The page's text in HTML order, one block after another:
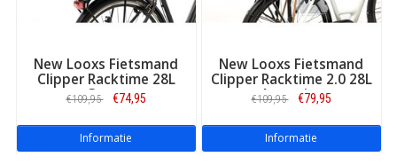
New Looxs Fietsmand
Clipper Racktime 28L
Groen
€109,95 €74,95
Informatie
New Looxs Fietsmand
Clipper Racktime 2.0 28L
Antraciet
€109,95 €79,95
Informatie